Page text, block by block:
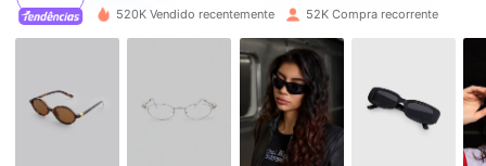
4,84 101K Seguidores
4,84 101K Seguidores
520K Vendido recentemente 52K Compra recorrente